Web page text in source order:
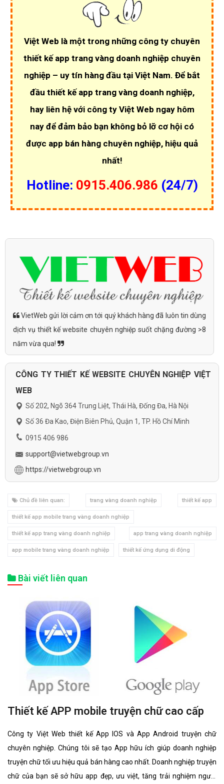
Việt Web là một trong những công ty chuyên
thiết kế app trang vàng doanh nghiệp chuyên
nghiệp – uy tín hàng đầu tại Việt Nam. Để bắt
đầu thiết kế app trang vàng doanh nghiệp,
hay liên hệ với công ty Việt Web ngay hôm
nay để đảm bảo bạn không bỏ lỡ cơ hội có
được app bán hàng chuyên nghiệp, hiệu quả
nhất!
Hotline: 0915.406.986 (24/7)
VietWeb gửi lời cảm ơn tới quý khách hàng đã luôn tin dùng
dịch vụ thiết kế website chuyên nghiệp suốt chặng đường >8
năm vừa qua!
CÔNG TY THIẾT KẾ WEBSITE CHUYÊN NGHIỆP VIỆT
WEB
Số 202, Ngõ 364 Trung Liệt, Thái Hà, Đống Đa, Hà Nội
Số 36 Đa Kao, Điện Biên Phủ, Quận 1, TP. Hồ Chí Minh
0915 406 986
support@vietwebgroup.vn
https://vietwebgroup.vn
Chủ đề liên quan: trang vàng doanh nghiệp thiết kế app
thiết kế app mobile trang vàng doanh nghiệp
thiết kế app trang vàng doanh nghiệp app trang vàng doanh nghiệp
app mobile trang vàng doanh nghiệp thiết kế ứng dụng di động
Bài viết liên quan
Thiết kế APP mobile truyện chữ cao cấp
Công ty Việt Web thiết kế App IOS và App Android truyện chữ
chuyên nghiệp. Chúng tôi sẽ tạo App hữu ích giúp doanh nghiệp
truyện chữ tối ưu hiệu quả bán hàng cao nhất. Doanh nghiệp truyện
chữ của bạn sẽ sở hữu app đẹp, ưu việt, tăng trải nghiệm người